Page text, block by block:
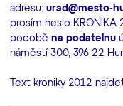
adresu:urad@mesto-
prosím heslo
podoběna podatelnu
náměstí 300, 396 22
Text kroniky 2012